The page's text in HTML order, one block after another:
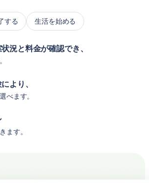
する 生活を始める
況と料金が確認でき、
より、
べます。
ます。